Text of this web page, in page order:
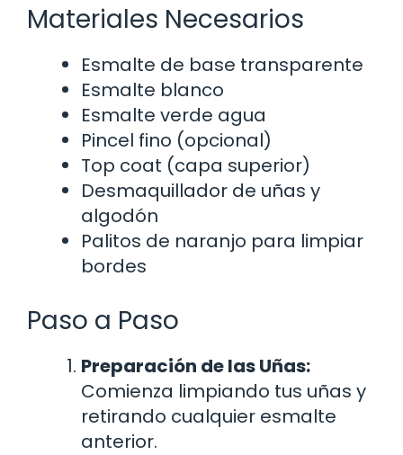
Materiales Necesarios
Esmalte de base transparente
Esmalte blanco
Esmalte verde agua
Pincel fino (opcional)
Top coat (capa superior)
Desmaquillador de uñas y
algodón
Palitos de naranjo para limpiar
bordes
Paso a Paso
Preparación de las Uñas:
Comienza limpiando tus uñas y
retirando cualquier esmalte
anterior.